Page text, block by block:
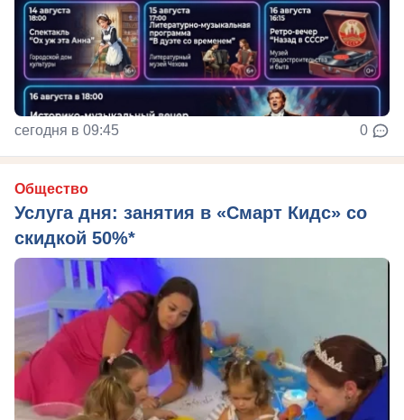
сегодня в 09:45 0
Общество
Услуга дня: занятия в «Смарт Кидс» со
скидкой 50%*